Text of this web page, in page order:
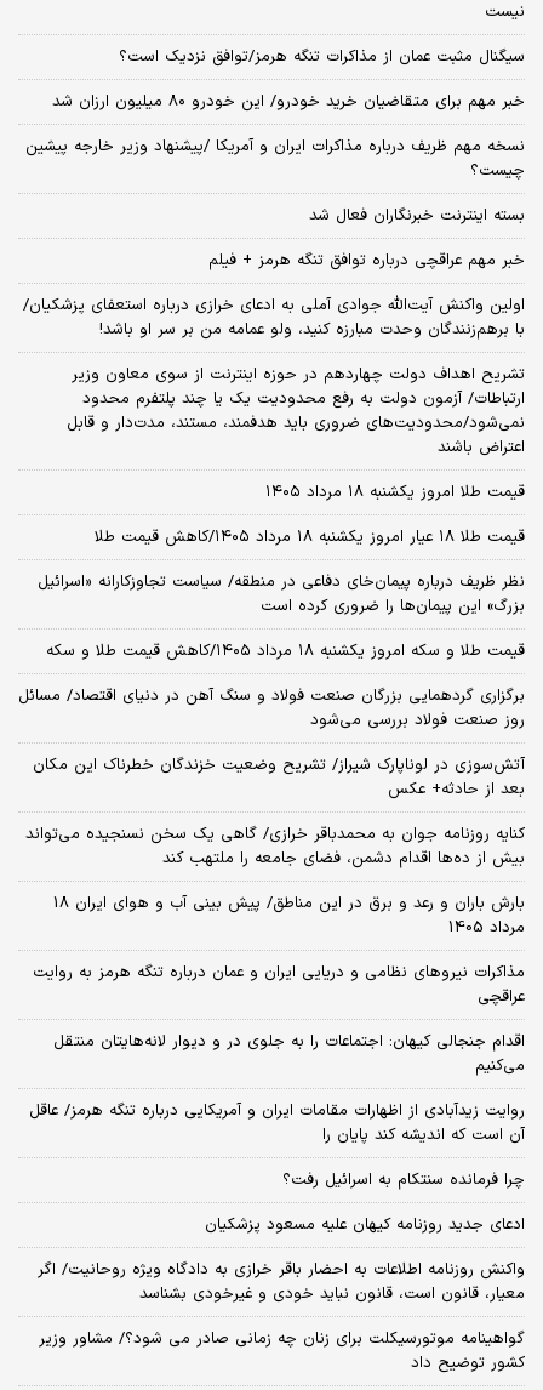
نیست
سیگنال‌ مثبت عمان از مذاکرات تنگه هرمز/توافق نزدیک است؟
خبر مهم برای متقاضیان خرید خودرو/ این خودرو ۸۰ میلیون ارزان شد
نسخه‌ مهم ظریف درباره مذاکرات ایران و آمریکا /پیشنهاد وزیر خارجه پیشین
چیست؟
بسته اینترنت خبرنگاران فعال شد
خبر مهم عراقچی درباره توافق تنگه هرمز + فیلم
اولین واکنش آیت‌الله جوادی آملی به ادعای خرازی درباره استعفای پزشکیان/
با برهم‌زنندگان وحدت مبارزه کنید، ولو عمامه من بر سر او باشد!
تشریح اهداف دولت چهاردهم در حوزه اینترنت از سوی معاون وزیر
ارتباطات/ آزمون دولت به رفع محدودیت یک یا چند پلتفرم محدود
نمی‌‎شود/محدودیت‌های ضروری باید هدفمند، مستند، مدت‌دار و قابل
اعتراض باشند
قیمت طلا امروز یکشنبه ۱۸ مرداد ۱۴۰۵
قیمت طلا ۱۸ عیار امروز یکشنبه ۱۸ مرداد ۱۴۰۵/کاهش قیمت طلا
نظر ظریف درباره پیمان‌خای دفاعی در منطقه/ سیاست تجاوزکارانه «اسرائیل
بزرگ» این پیمان‌ها را ضروری کرده است
قیمت طلا و سکه امروز یکشنبه ۱۸ مرداد ۱۴۰۵/کاهش قیمت طلا و سکه
برگزاری گردهمایی بزرگان صنعت فولاد و سنگ آهن در دنیای اقتصاد/ مسائل
روز صنعت فولاد بررسی می‌شود
آتش‌سوزی در لوناپارک شیراز/ تشریح وضعیت خزندگان خطرناک این مکان
بعد از حادثه+ عکس
کنایه روزنامه جوان به محمدباقر خرازی/ گاهی یک سخن نسنجیده می‌تواند
بیش از ده‌ها اقدام دشمن، فضای جامعه را ملتهب کند
بارش باران و رعد و برق در این مناطق/ پیش بینی آب و هوای ایران 18
مرداد 1405
مذاکرات نیروهای نظامی و دریایی ایران و عمان درباره تنگه هرمز به روایت
عراقچی
اقدام جنجالی کیهان: اجتماعات را به جلوی در و دیوار لانه‌هایتان منتقل
می‌کنیم
روایت زیدآبادی از اظهارات مقامات ایران و آمریکایی درباره تنگه هرمز/ عاقل
آن است که اندیشه کند پایان را
چرا فرمانده سنتکام به اسرائیل رفت؟
ادعای جدید روزنامه کیهان علیه مسعود پزشکیان
واکنش روزنامه اطلاعات به احضار باقر خرازی به دادگاه ویژه روحانیت/ اگر
معیار، قانون است، قانون نباید خودی و غیرخودی بشناسد
گواهینامه موتورسیکلت برای زنان چه زمانی صادر می شود؟/ مشاور وزیر
کشور توضیح داد